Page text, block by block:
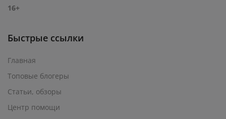
16+
Быстрые ссылки
Главная
Топовые блогеры
Статьи, обзоры
Центр помощи